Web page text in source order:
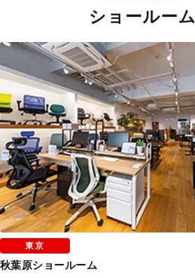
ショールーム
東京
秋葉原ショールーム